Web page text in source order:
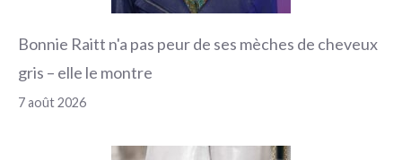
Bonnie Raitt n'a pas peur de ses mèches de cheveux
gris – elle le montre
7 août 2026